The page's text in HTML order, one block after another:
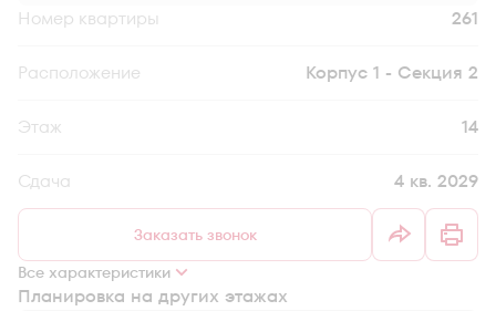
Номер квартиры 261
Секция Корпус 1 - Секция 2
Этаж 14
Сдача 4 кв. 2029
Заказать звонок
Все характеристики
Планировка на других этажах